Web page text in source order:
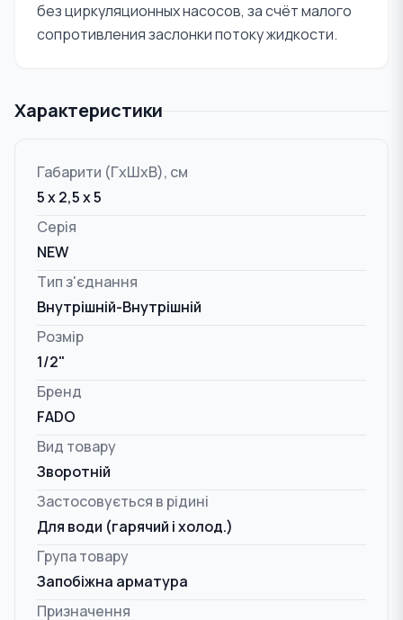
без циркуляционных насосов, за счёт малого
сопротивления заслонки потоку жидкости.
Характеристики
Габарити (ГxШxВ), см
5 x 2,5 x 5
Серія
NEW
Тип з'єднання
Внутрішній-Внутрішній
Розмір
1/2"
Бренд
FADO
Вид товару
Зворотній
Застосовується в рідині
Для води (гарячий і холод.)
Група товару
Запобіжна арматура
Призначення